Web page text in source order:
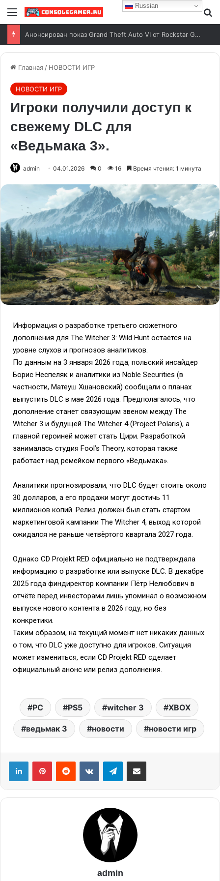
Анонсирован показ Grand Theft Auto VI от Rockstar Games
Главная / НОВОСТИ ИГР
НОВОСТИ ИГР
Игроки получили доступ к
свежему DLC для
«Ведьмака 3».
admin 04.01.2026 0 16 Время чтения: 1 минута
Информация о разработке третьего сюжетного
дополнения для The Witcher 3: Wild Hunt остаётся на
уровне слухов и прогнозов аналитиков.
По данным на 3 января 2026 года, польский инсайдер
Борис Неспеляк и аналитики из Noble Securities (в
частности, Матеуш Хшановский) сообщали о планах
выпустить DLC в мае 2026 года. Предполагалось, что
дополнение станет связующим звеном между The
Witcher 3 и будущей The Witcher 4 (Project Polaris), а
главной героиней может стать Цири. Разработкой
занималась студия Fool’s Theory, которая также
работает над ремейком первого «Ведьмака».
Аналитики прогнозировали, что DLC будет стоить около
30 долларов, а его продажи могут достичь 11
миллионов копий. Релиз должен был стать стартом
маркетинговой кампании The Witcher 4, выход которой
ожидался не раньше четвёртого квартала 2027 года.
Однако CD Projekt RED официально не подтверждала
информацию о разработке или выпуске DLC. В декабре
2025 года финдиректор компании Пётр Нелюбович в
отчёте перед инвесторами лишь упоминал о возможном
выпуске нового контента в 2026 году, но без
конкретики.
Таким образом, на текущий момент нет никаких данных
о том, что DLC уже доступно для игроков. Ситуация
может измениться, если CD Projekt RED сделает
официальный анонс или релиз дополнения.
PC PS5 witcher 3 XBOX
ведьмак 3 новости новости игр
admin
Russian